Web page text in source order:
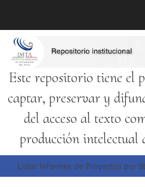
Este repositorio tiene el
captar, preservar y
del acceso al texto
producción
Listar Informes de Proyectos por